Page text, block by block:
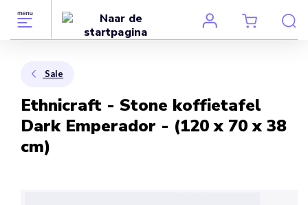
Sale
Ethnicraft - Stone koffietafel
Dark Emperador - (120 x 70 x 38
cm)